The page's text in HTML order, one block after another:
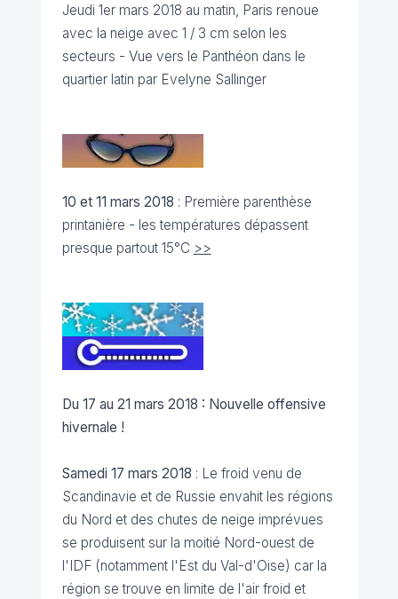
Jeudi 1er mars 2018 au matin, Paris renoue
avec la neige avec 1 / 3 cm selon les
secteurs - Vue vers le Panthéon dans le
quartier latin par Evelyne Sallinger
10 et 11 mars 2018 : Première parenthèse
printanière - les températures dépassent
presque partout 15°C >>
Du 17 au 21 mars 2018 : Nouvelle offensive
hivernale !
Samedi 17 mars 2018 : Le froid venu de
Scandinavie et de Russie envahit les régions
du Nord et des chutes de neige imprévues
se produisent sur la moitié Nord-ouest de
l'IDF (notamment l'Est du Val-d'Oise) car la
région se trouve en limite de l'air froid et